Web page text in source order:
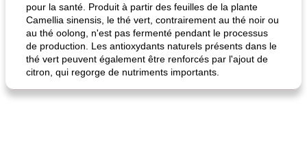
pour la santé. Produit à partir des feuilles de la plante
Camellia sinensis, le thé vert, contrairement au thé noir ou
au thé oolong, n'est pas fermenté pendant le processus
de production. Les antioxydants naturels présents dans le
thé vert peuvent également être renforcés par l'ajout de
citron, qui regorge de nutriments importants.